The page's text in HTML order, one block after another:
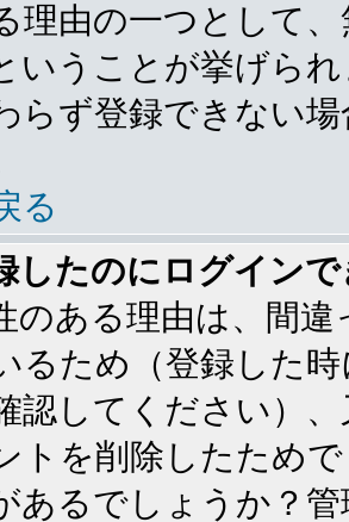
理由の一つとして
いうことが挙げら
らず登録できない
る
したのにログイン
のある理由は、間
るため（登録した
認してください）
トを削除したため
あるでしょうか？